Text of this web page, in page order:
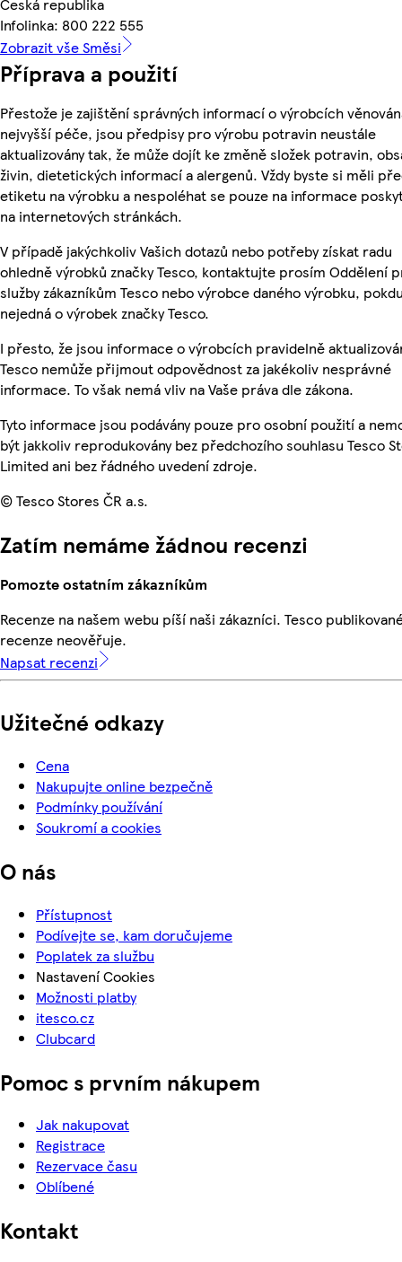
Infolinka: 800 222 555
Zobrazit vše Směsi
Příprava a použití
Přestože je zajištění správných informací o výrobcích
nejvyšší péče, jsou předpisy pro výrobu potravin neustále
aktualizovány tak, že může dojít ke změně složek potravin,
živin, dietetických informací a alergenů. Vždy byste si měli
etiketu na výrobku a nespoléhat se pouze na informace
na internetových stránkách.
V případě jakýchkoliv Vašich dotazů nebo potřeby získat radu
ohledně výrobků značky Tesco, kontaktujte prosím Oddělení
služby zákazníkům Tesco nebo výrobce daného výrobku,
nejedná o výrobek značky Tesco.
I přesto, že jsou informace o výrobcích pravidelně
Tesco nemůže přijmout odpovědnost za jakékoliv nesprávné
informace. To však nemá vliv na Vaše práva dle zákona.
Tyto informace jsou podávány pouze pro osobní použití a
být jakkoliv reprodukovány bez předchozího souhlasu Tesco
Limited ani bez řádného uvedení zdroje.
© Tesco Stores ČR a.s.
Zatím nemáme žádnou recenzi
Pomozte ostatním zákazníkům
Recenze na našem webu píší naši zákazníci. Tesco
recenze neověřuje.
Napsat recenzi
Užitečné odkazy
Cena
Nakupujte online bezpečně
Podmínky používání
Soukromí a cookies
O nás
Přístupnost
Podívejte se, kam doručujeme
Poplatek za službu
Nastavení Cookies
Možnosti platby
itesco.cz
Clubcard
Pomoc s prvním nákupem
Jak nakupovat
Registrace
Rezervace času
Oblíbené
Kontakt